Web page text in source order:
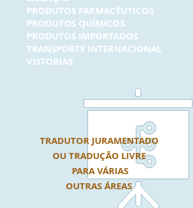
PRODUTOS FARMACÊUTICOS
PRODUTOS QUÍMICOS
PRODUTOS IMPORTADOS
TRANSPORTE INTERNACIONAL
VISTORIAS
TRADUTOR JURAMENTADO
OU TRADUÇÂO LIVRE
PARA VÁRIAS
OUTRASÁREAS